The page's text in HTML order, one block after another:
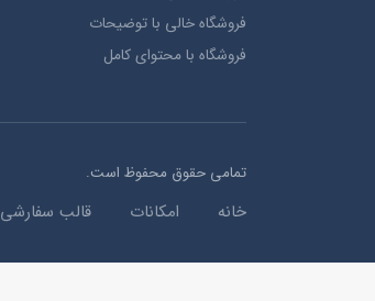
فروشگاه خالی با توضیحات
فروشگاه با محتوای کامل
تمامی حقوق محفوظ است.
خانه امکانات قالب سفارشی